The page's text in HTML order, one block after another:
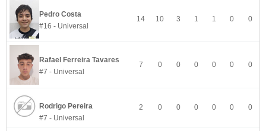
Pedro Costa
#16 - Universal
14 10 3 1 1 0 0
Rafael Ferreira Tavares
#7 - Universal
7 0 0 0 0 0 0
Rodrigo Pereira
#7 - Universal
2 0 0 0 0 0 0